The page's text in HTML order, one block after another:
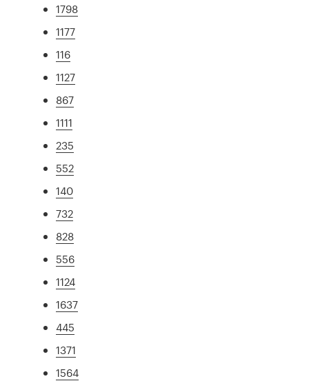
1798
1177
116
1127
867
1111
235
552
140
732
828
556
1124
1637
445
1371
1564